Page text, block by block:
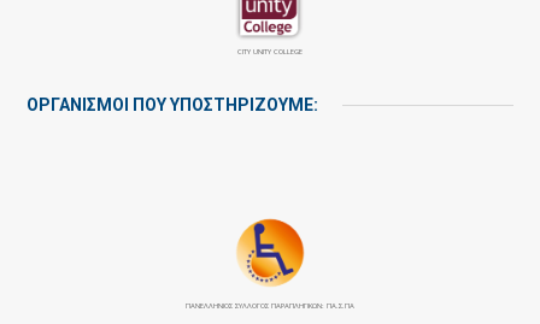
CITY UNITY COLLEGE
ΟΡΓΑΝΙΣΜΟΙ ΠΟΥ ΥΠΟΣΤΗΡΙΖΟΥΜΕ:
ΠΑΝΕΛΛΉΝΙΟΣ ΣΎΛΛΟΓΟΣ ΠΑΡΑΠΛΗΓΙΚΏΝ: ΠΑ.Σ.ΠΑ